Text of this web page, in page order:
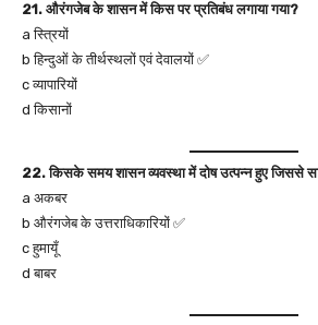
21. औरंगजेब के शासन में किस पर प्रतिबंध लगाया गया?
a स्त्रियों
b हिन्दुओं के तीर्थस्थलों एवं देवालयों ✅
c व्यापारियों
d किसानों
22. किसके समय शासन व्यवस्था में दोष उत्पन्न हुए जिससे
a अकबर
b औरंगजेब के उत्तराधिकारियों ✅
c हुमायूँ
d बाबर